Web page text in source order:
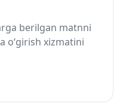
berilgan matnni
o‘girish xizmatini